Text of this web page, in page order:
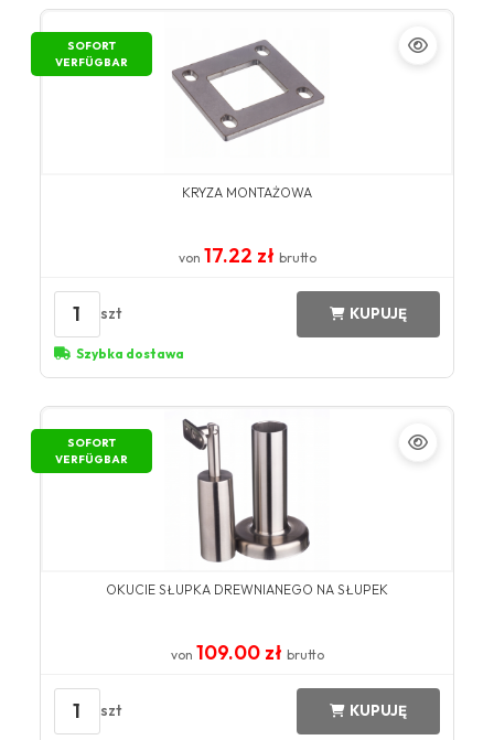
SOFORT
VERFÜGBAR
KRYZA MONTAŻOWA
von 17.22 zł brutto
1 szt KUPUJĘ
Szybka dostawa
SOFORT
VERFÜGBAR
OKUCIE SŁUPKA DREWNIANEGO NA SŁUPEK
von 109.00 zł brutto
1 szt KUPUJĘ